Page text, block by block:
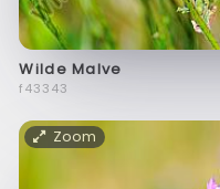
Wilde Malve
f43343
Zoom